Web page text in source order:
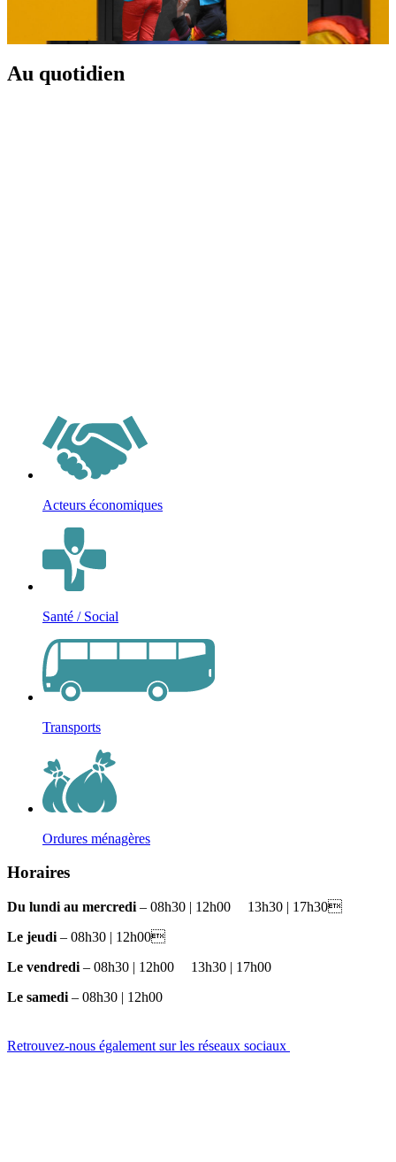
Au quotidien
Acteurs économiques
Santé / Social
Transports
Ordures ménagères
Horaires
Du lundi au mercredi – 08h30 | 12h00
13h30 | 17h30
Le jeudi – 08h30 | 12h00
Le vendredi – 08h30 | 12h00
13h30 | 17h00
Le samedi – 08h30 | 12h00
Retrouvez-nous également sur les réseaux sociaux